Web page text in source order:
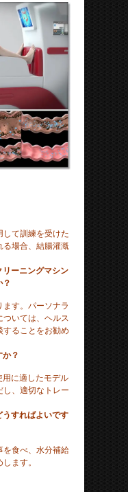
して訓練を受けた
る場合、結腸灌漑
リーニングマシン
？
す。パーソナラ
ついては、ヘルス
することをお勧め
か？
に適したモデル
し、適切なトレー
すればよいです
を食べ、水分補給
ます。